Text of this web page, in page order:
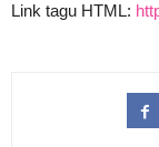
Link tagu HTML: